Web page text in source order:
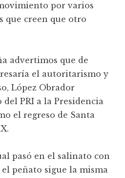
por varios
que creen que otro
advertimos que de
el autoritarismo y
López Obrador
del PRI a la Presidencia
el regreso de Santa
pasó en el salinato con
peñato sigue la misma